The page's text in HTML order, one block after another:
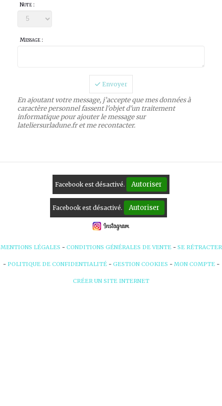
Note :
Message :
Envoyer
En ajoutant votre message, j’accepte que mes données à
caractère personnel fassent l'objet d'un traitement
informatique pour ajouter le message sur
lateliersurladune.fr et me recontacter.
Facebook est désactivé. Autoriser
Facebook est désactivé. Autoriser
MENTIONS LÉGALES CONDITIONS GÉNÉRALES DE VENTE SE RÉTRACTER
POLITIQUE DE CONFIDENTIALITÉ GESTION COOKIES MON COMPTE
CRÉER UN SITE INTERNET